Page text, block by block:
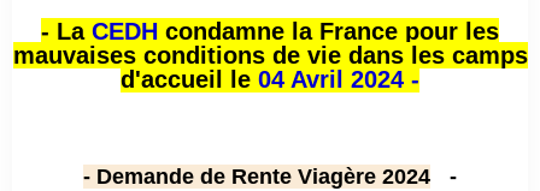
- La CEDH condamne la France pour les
mauvaises conditions de vie dans les camps
d'accueil le 04 Avril 2024 -
- Demande de Rente Viagère 2024 -